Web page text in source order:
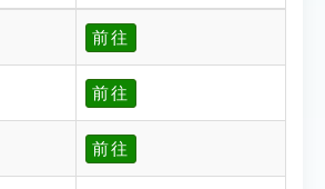
前往
前往
前往